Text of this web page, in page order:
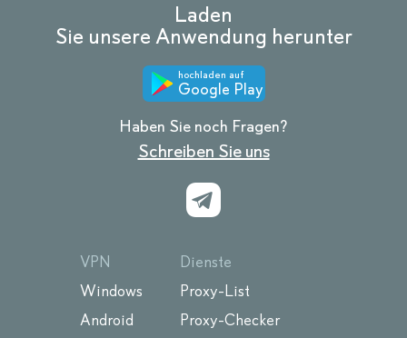
Laden
Sie unsere Anwendung herunter
hochladen auf
Google Play
Haben Sie noch Fragen?
Schreiben Sie uns
VPN
Windows
Android
Dienste
Proxy-List
Proxy-Checker